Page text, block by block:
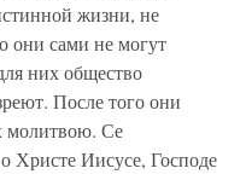
жизни, не
они сами не могут
них общество
После того они
молитвою. Се
Христе Иисусе, Господе